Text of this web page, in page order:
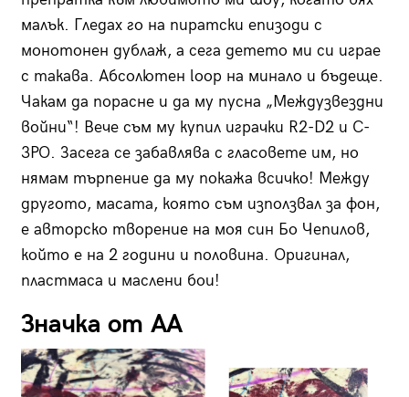
малък. Гледах го на пиратски епизоди с
монотонен дублаж, а сега детето ми си играе
с такава. Абсолютен loop на минало и бъдеще.
Чакам да порасне и да му пусна „Междузвездни
войни“! Вече съм му купил играчки R2-D2 и C-
3PO. Засега се забавлява с гласовете им, но
нямам търпение да му покажа всичко! Между
другото, масата, която съм използвал за фон,
е авторско творение на моя син Бо Чепилов,
който е на 2 години и половина. Оригинал,
пластмаса и маслени бои!
Значка от АА